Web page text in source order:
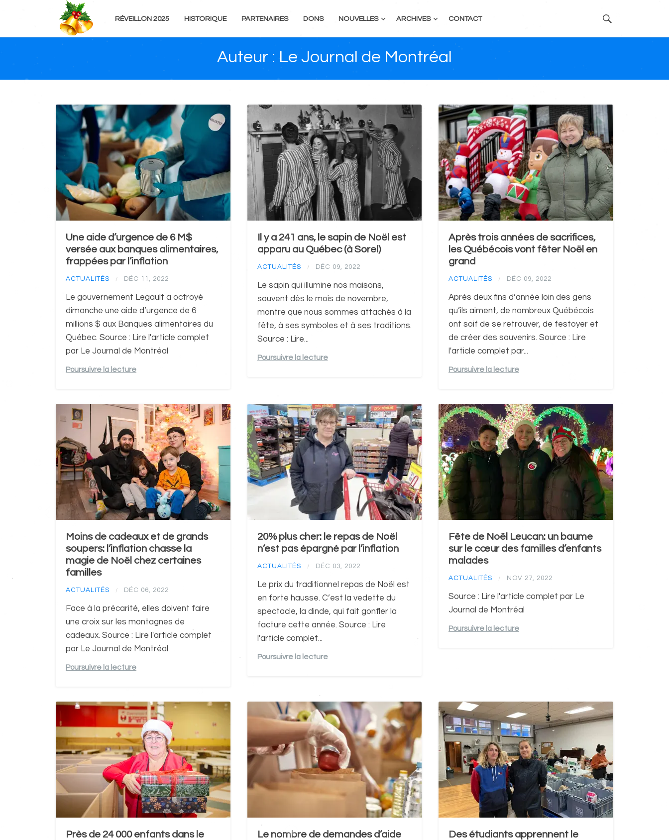
RÉVEILLON 2025 HISTORIQUE PARTENAIRES DONS NOUVELLES ARCHIVES CONTACT
Auteur : Le Journal de Montréal
Une aide d’urgence de 6 M$
versée aux banques alimentaires,
frappées par l’inflation
ACTUALITÉS / DÉC 11, 2022
Le gouvernement Legault a octroyé
dimanche une aide d’urgence de 6
millions $ aux Banques alimentaires du
Québec. Source : Lire l'article complet
par Le Journal de Montréal
Poursuivre la lecture
Il y a 241 ans, le sapin de Noël est
apparu au Québec (à Sorel)
ACTUALITÉS / DÉC 09, 2022
Le sapin qui illumine nos maisons,
souvent dès le mois de novembre,
montre que nous sommes attachés à la
fête, à ses symboles et à ses traditions.
Source : Lire...
Poursuivre la lecture
Après trois années de sacrifices,
les Québécois vont fêter Noël en
grand
ACTUALITÉS / DÉC 09, 2022
Après deux fins d’année loin des gens
qu’ils aiment, de nombreux Québécois
ont soif de se retrouver, de festoyer et
de créer des souvenirs. Source : Lire
l'article complet par...
Poursuivre la lecture
Moins de cadeaux et de grands
soupers: l’inflation chasse la
magie de Noël chez certaines
familles
ACTUALITÉS / DÉC 06, 2022
Face à la précarité, elles doivent faire
une croix sur les montagnes de
cadeaux. Source : Lire l'article complet
par Le Journal de Montréal
Poursuivre la lecture
20% plus cher: le repas de Noël
n’est pas épargné par l’inflation
ACTUALITÉS / DÉC 03, 2022
Le prix du traditionnel repas de Noël est
en forte hausse. C’est la vedette du
spectacle, la dinde, qui fait gonfler la
facture cette année. Source : Lire
l'article complet...
Poursuivre la lecture
Fête de Noël Leucan: un baume
sur le cœur des familles d’enfants
malades
ACTUALITÉS / NOV 27, 2022
Source : Lire l'article complet par Le
Journal de Montréal
Poursuivre la lecture
Près de 24 000 enfants dans le
Le nombre de demandes d’aide
Des étudiants apprennent le